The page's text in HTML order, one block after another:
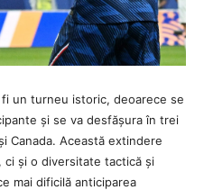
fi un turneu istoric, deoarece se
și se va desfășura în trei
Canada. Această extindere
ci și o diversitate tactică și
mai dificilă anticiparea